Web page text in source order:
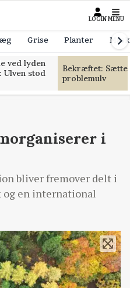
LOGIN MENU
Grise Planter
ved lyden
Ulven stod
Bekræftet:
problemulv
i
bliver fremover delt i
og en international